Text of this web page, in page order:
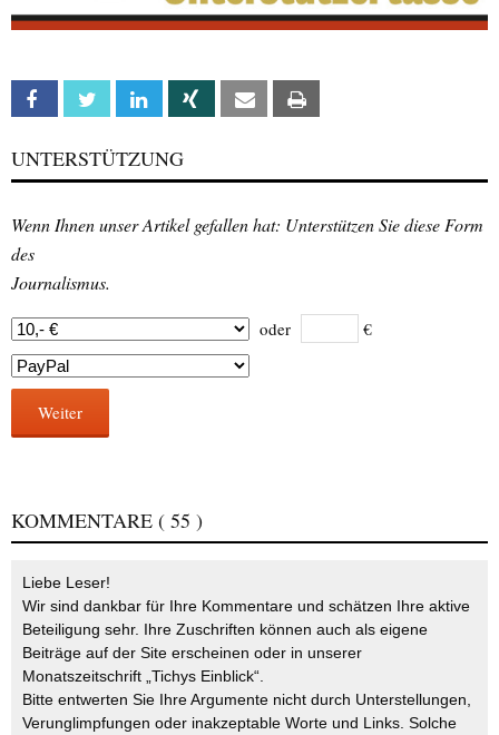
Facebook Twitter Linkedin Xing Email
UNTERSTÜTZUNG
Wenn Ihnen unser Artikel gefallen hat: Unterstützen Sie diese Form
des
Journalismus.
oder €
Weiter
KOMMENTARE ( 55 )
Liebe Leser!
Wir sind dankbar für Ihre Kommentare und schätzen Ihre aktive
Beteiligung sehr. Ihre Zuschriften können auch als eigene
Beiträge auf der Site erscheinen oder in unserer
Monatszeitschrift „Tichys Einblick“.
Bitte entwerten Sie Ihre Argumente nicht durch Unterstellungen,
Verunglimpfungen oder inakzeptable Worte und Links. Solche